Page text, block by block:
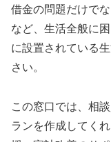
借金の問題だけで
など、生活全般に
に設置されている
さい。
この窓口では、相
ランを作成してく